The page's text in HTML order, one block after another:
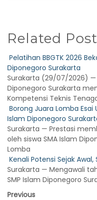
Related
Pelatihan BBGTK 2026
Diponegoro Surakarta
Surakarta (29/07/2026) —
Diponegoro Surakarta
Kompetensi Teknis
Borong Juara Lomba Esai
Islam Diponegoro
Surakarta — Prestasi
oleh siswa SMA Islam
Lomba
Kenali Potensi Sejak
Surakarta — Mengawali
SMP Islam Diponegoro
Previous